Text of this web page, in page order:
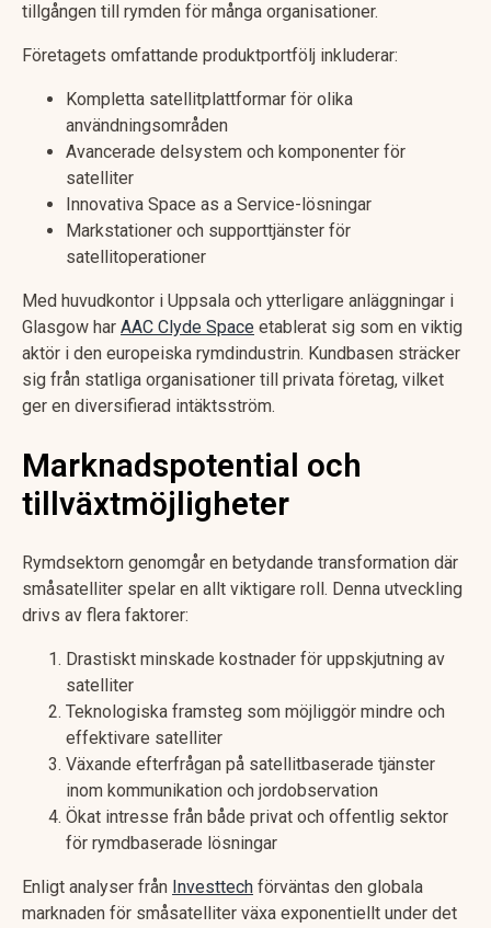
tillgången till rymden för många organisationer.
Företagets omfattande produktportfölj inkluderar:
Kompletta satellitplattformar för olika
användningsområden
Avancerade delsystem och komponenter för
satelliter
Innovativa Space as a Service-lösningar
Markstationer och supporttjänster för
satellitoperationer
Med huvudkontor i Uppsala och ytterligare anläggningar i
Glasgow har AAC Clyde Space etablerat sig som en viktig
aktör i den europeiska rymdindustrin. Kundbasen sträcker
sig från statliga organisationer till privata företag, vilket
ger en diversifierad intäktsström.
Marknadspotential och
tillväxtmöjligheter
Rymdsektorn genomgår en betydande transformation där
småsatelliter spelar en allt viktigare roll. Denna utveckling
drivs av flera faktorer:
Drastiskt minskade kostnader för uppskjutning av
satelliter
Teknologiska framsteg som möjliggör mindre och
effektivare satelliter
Växande efterfrågan på satellitbaserade tjänster
inom kommunikation och jordobservation
Ökat intresse från både privat och offentlig sektor
för rymdbaserade lösningar
Enligt analyser från Investtech förväntas den globala
marknaden för småsatelliter växa exponentiellt under det